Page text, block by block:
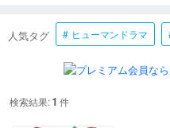
人気タグ ヒューマンドラマ
検索結果:1 件